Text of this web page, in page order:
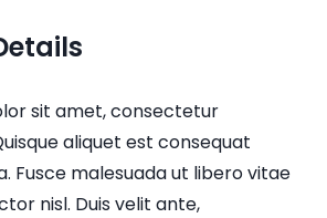
sit amet, consectetur
aliquet est consequat
Fusce malesuada ut libero vitae
nisl. Duis velit ante,